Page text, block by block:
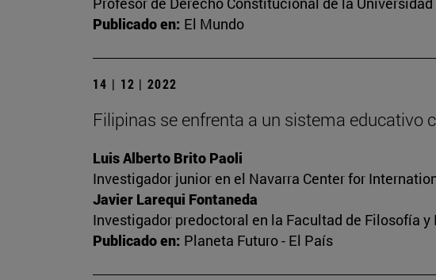
Publicado en: El Mundo
14 | 12 | 2022
Filipinas se enfrenta a un sistema educativo
Luis Alberto Brito Paoli
Investigador junior en el Navarra Center for
Javier Larequi Fontaneda
Investigador predoctoral en la Facultad de Filosofía
Publicado en: Planeta Futuro - El País